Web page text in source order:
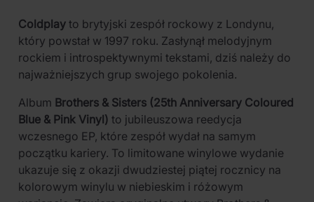
Coldplay to brytyjski zespół rockowy z Londynu,
który powstał w 1997 roku. Zasłynął melodyjnym
rockiem i introspektywnymi tekstami, dziś należy do
najważniejszych grup swojego pokolenia.
Album Brothers & Sisters (25th Anniversary Coloured
Blue & Pink Vinyl) to jubileuszowa reedycja
wczesnego EP, które zespół wydał na samym
początku kariery. To limitowane winylowe wydanie
ukazuje się z okazji dwudziestej piątej rocznicy na
kolorowym winylu w niebieskim i różowym